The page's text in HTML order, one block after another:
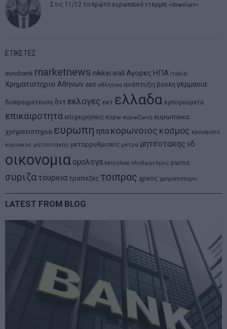
Στις 11/12 το πρώτο ευρωπαϊκό ντέρμπι «αιωνίων»
ΕΤΙΚΕΤΕΣ
eurobank marketnews nikkei wall Αγορες ΗΠΑ Ιταλια
Χρηματιστηριο Αθηνων αεπ αθλητικα αναπτυξη βουλη γερμανια
διαπραγματευση δντ εκλογες εκτ ελλαδα εμπορευματα
επικαιροτητα επιχειρησεις ευρω ευρωζωνη ευρωπαικα
χρηματιστηρια ευρωπη ηπα κορωνοιος κοσμος κρουσματα
κυριακος μητσοτακης μεταρρυθμισεις μετρα μητσοτακης νδ
οικονομια ομολογα πετρελαιο πληθωρισμος ρωσια
συριζα τουρκια τραπεζες τσιπρας χρεος χρηματιστηριο
LATEST FROM BLOG